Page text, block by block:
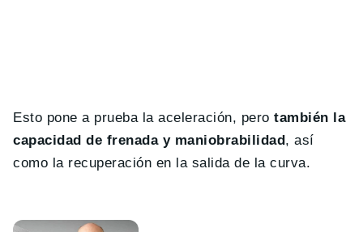
Esto pone a prueba la aceleración, perotambién la
capacidad de frenada y maniobrabilidad, así
como la recuperación en la salida de la curva.